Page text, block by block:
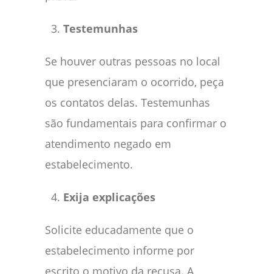
Testemunhas
Se houver outras pessoas no local
que presenciaram o ocorrido, peça
os contatos delas. Testemunhas
são fundamentais para confirmar o
atendimento negado em
estabelecimento.
Exija explicações
Solicite educadamente que o
estabelecimento informe por
escrito o motivo da recusa. A